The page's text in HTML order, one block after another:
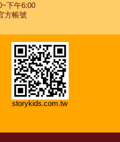
下午6:00
方帳號
storykids.com.tw